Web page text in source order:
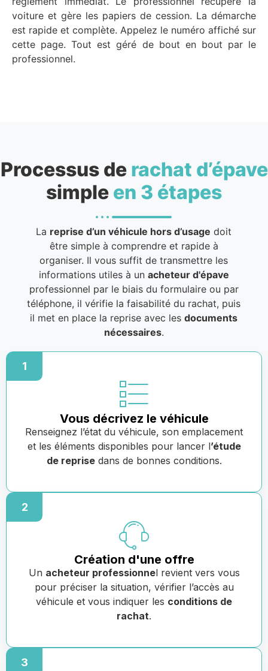
voiture et gère les papiers de cession. La démarche
est rapide et complète. Appelez le numéro affiché sur
cette page. Tout est géré de bout en bout par le
professionnel.
Processus de rachat d’épave
simple en 3 étapes
La reprise d’un véhicule hors d’usage doit
être simple à comprendre et rapide à
organiser. Il vous suffit de transmettre les
informations utiles à un acheteur d'épave
professionnel par le biais du formulaire ou par
téléphone, il vérifie la faisabilité du rachat, puis
il met en place la reprise avec lesdocuments
nécessaires.
1
Vous décrivez le véhicule
Renseignez l’état du véhicule, son emplacement
et les éléments disponibles pour lancer l’étude
de reprisedans de bonnes conditions.
2
Création d'une offre
Un acheteur professionnel revient vers vous
pour préciser la situation, vérifier l’accès au
véhicule et vous indiquer les conditions de
rachat.
3